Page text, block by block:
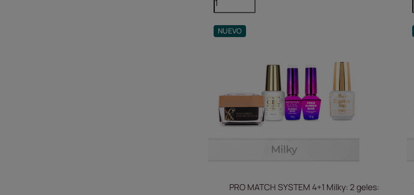
NUEVO
PRO MATCH SYSTEM 4+1 Milky: 2 geles: